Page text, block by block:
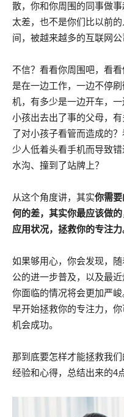
散，你和你周围的同事做
太差，也不是你们比以前
间，被越来越多的互联网公
不信？看看你周围吧，看
是在一边工作，一边不停
机，有多少是一边开车，
小孩出去出了事的父母，
了对小孩子看管而造成的
少人低着头看手机而导致
水沟、撞到了站牌上？
从这个角度讲，其实你需
何的差，其实你最应该做
应用状况，拯救你的专注力
如果够用心，你会发现，
公的进一步普及，以及最
你面临的情况将会更加严
早开始拯救你的专注力，
机会成功。
那到底要怎样才能拯救我
经验和心得，总结出来的4